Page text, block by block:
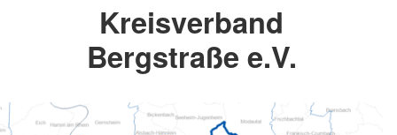
Kreisverband
Bergstraße e.V.